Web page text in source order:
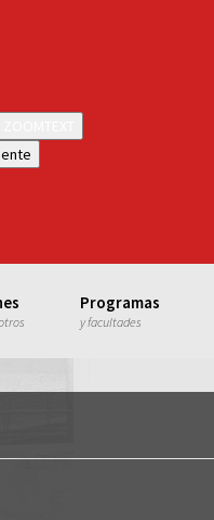
Programas
y facultades